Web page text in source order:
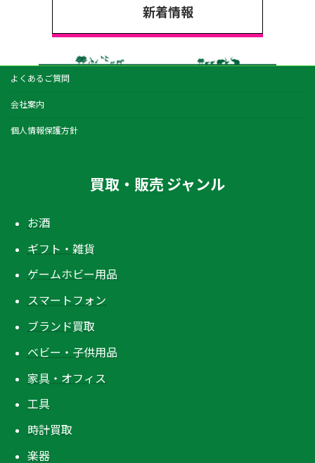
新着情報
よくあるご質問
会社案内
個人情報保護方針
買取・販売 ジャンル
お酒
ギフト・雑貨
ゲームホビー用品
スマートフォン
ブランド買取
ベビー・子供用品
家具・オフィス
工具
時計買取
楽器